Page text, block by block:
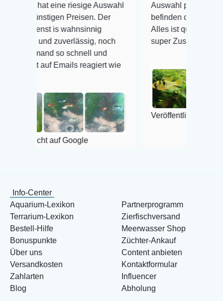
riesige Auswahl
Preisen. Der
wahnsinnig
noch
schnell und
reagiert wie
Auswahl plus gesundheitliches
befinden der Fische einwandfrei.
Alles ist quick lebendig und im
super Zustand. Gerne wieder 😃
Veröffentlicht auf Google
Info-Center
Aquarium-Lexikon
Terrarium-Lexikon
Bestell-Hilfe
Bonuspunkte
Über uns
Versandkosten
Zahlarten
Blog
Partnerprogramm
Zierfischversand
Meerwasser Shop
Züchter-Ankauf
Content anbieten
Kontaktformular
Influencer
Abholung